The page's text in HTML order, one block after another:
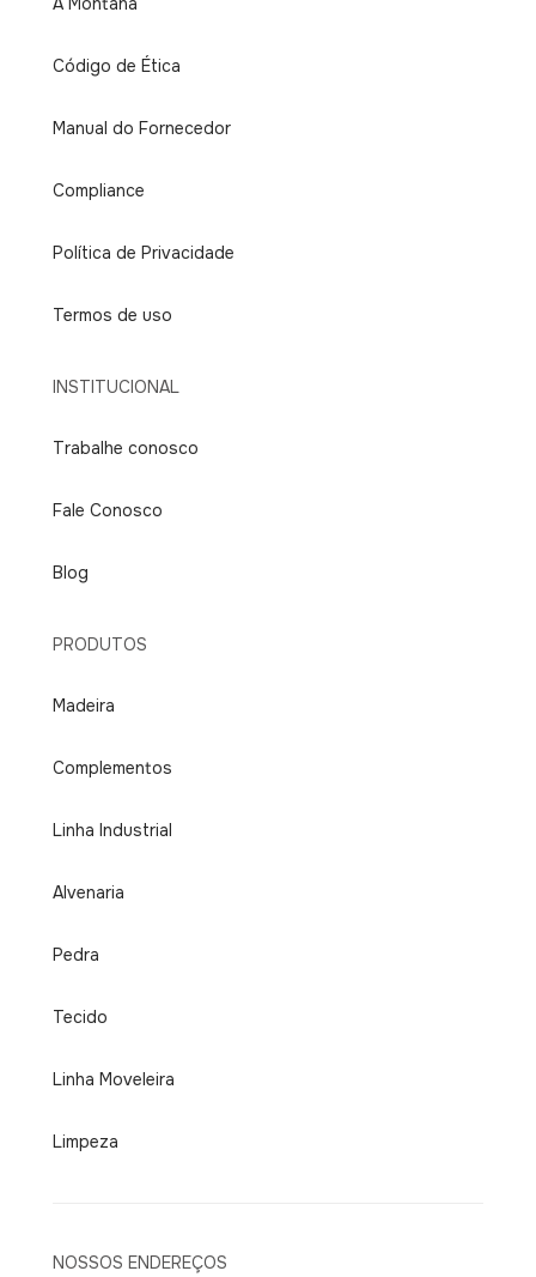
Código de Ética
Manual do Fornecedor
Compliance
Política de Privacidade
Termos de uso
INSTITUCIONAL
Trabalhe conosco
Fale Conosco
Blog
PRODUTOS
Madeira
Complementos
Linha Industrial
Alvenaria
Pedra
Tecido
Linha Moveleira
Limpeza
NOSSOS ENDEREÇOS